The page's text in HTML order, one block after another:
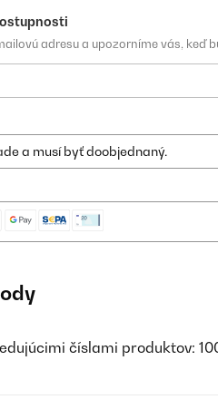
adresu a upozorníme vás, keď
a musí byť doobjednaný.
číslami produktov: